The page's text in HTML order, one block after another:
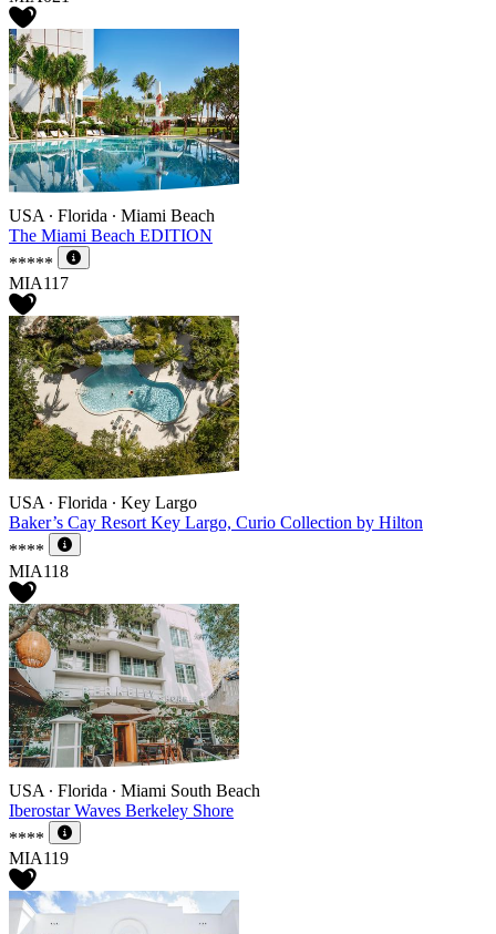
USA ∙ Florida ∙ Miami Beach
The Miami Beach EDITION
*****
MIA117
USA ∙ Florida ∙ Key Largo
Baker’s Cay Resort Key Largo, Curio Collection by Hilton
****
MIA118
USA ∙ Florida ∙ Miami South Beach
Iberostar Waves Berkeley Shore
****
MIA119